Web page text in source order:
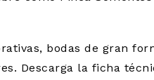
bodas de gran
Descarga la ficha